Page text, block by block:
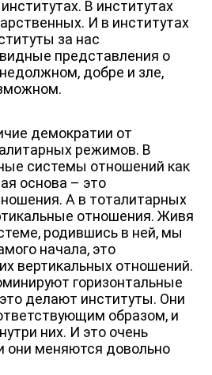
В институтах
И в институтах
за нас
представления о
добре и зле,
демократии от
режимов. В
системы отношений как
основа – это
А в тоталитарных
отношения. Живя
родившись в ней, мы
начала, это
вертикальных отношений.
горизонтальные
делают институты. Они
образом, и
них. И это очень
они меняются довольно